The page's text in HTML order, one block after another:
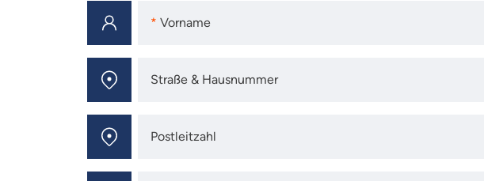
Vorname Vorname
Straße & Hausnummer
Straße & Hausnummer
PostleitzahlPostleitzahl